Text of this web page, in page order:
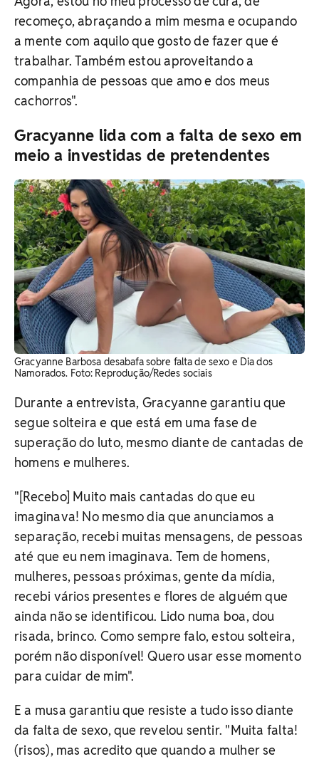
recomeço, abraçando a mim mesma e ocupando
a mente com aquilo que gosto de fazer que é
trabalhar. Também estou aproveitando a
companhia de pessoas que amo e dos meus
cachorros".
Gracyanne lida com a falta de sexo em
meio a investidas de pretendentes
Gracyanne Barbosa desabafa sobre falta de sexo e Dia dos
Namorados. ​Foto: Reprodução/Redes sociais
Durante a entrevista, Gracyanne garantiu que
segue solteira e que está em uma fase de
superação do luto, mesmo diante de cantadas de
homens e mulheres.
"[Recebo] Muito mais cantadas do que eu
imaginava! No mesmo dia que anunciamos a
separação, recebi muitas mensagens, de pessoas
até que eu nem imaginava. Tem de homens,
mulheres, pessoas próximas, gente da mídia,
recebi vários presentes e flores de alguém que
ainda não se identificou. Lido numa boa, dou
risada, brinco. Como sempre falo, estou solteira,
porém não disponível! Quero usar esse momento
para cuidar de mim".
E a musa garantiu que resiste a tudo isso diante
da falta de sexo, que revelou sentir. "Muita falta!
(risos), mas acredito que quando a mulher se